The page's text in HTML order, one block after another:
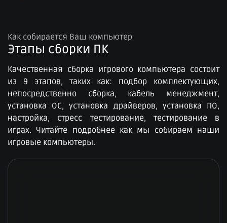
Как собирается Ваш компьютер
Этапы сборки ПК​
Качественная сборка игрового компьютера состоит
из 9 этапов, таких как: подбор комплектующих,
непосредственно сборка, кабель менеджмент,
установка ОС, установка драйверов, установка ПО,
настройка, стресс тестирование, тестирование в
играх. Читайте подробнее как мы собираем наши
игровые компьютеры.